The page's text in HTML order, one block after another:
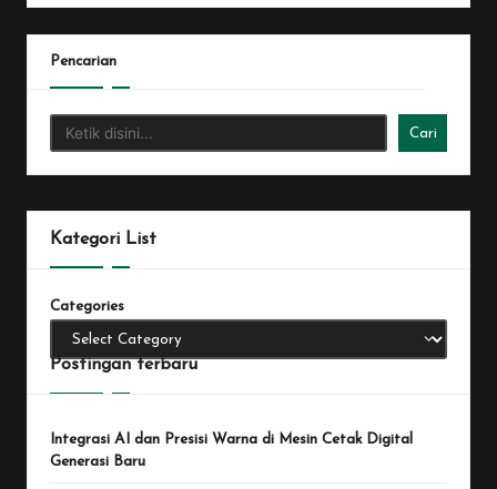
Pencarian
Cari
Kategori List
Categories
Postingan terbaru
Integrasi AI dan Presisi Warna di Mesin Cetak Digital
Generasi Baru